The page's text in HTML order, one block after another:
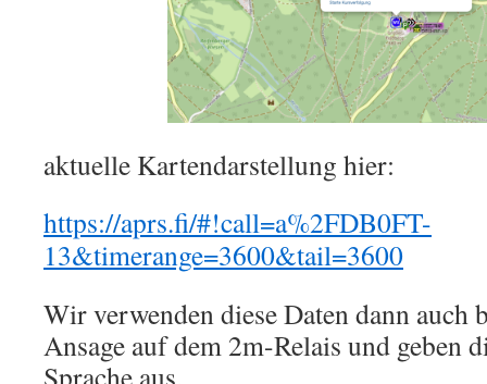
aktuelle Kartendarstellung hier:
https://aprs.fi/#!call=a%2FDB0FT-
13&timerange=3600&tail=3600
Wir verwenden diese Daten dann auch
Ansage auf dem 2m-Relais und geben
Sprache aus.